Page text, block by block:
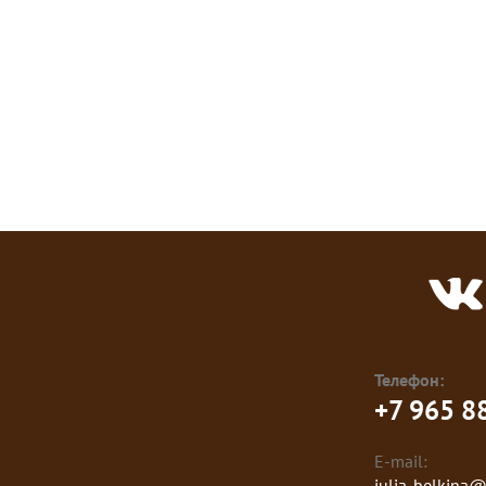
Телефон:
+7 965
E-mail: